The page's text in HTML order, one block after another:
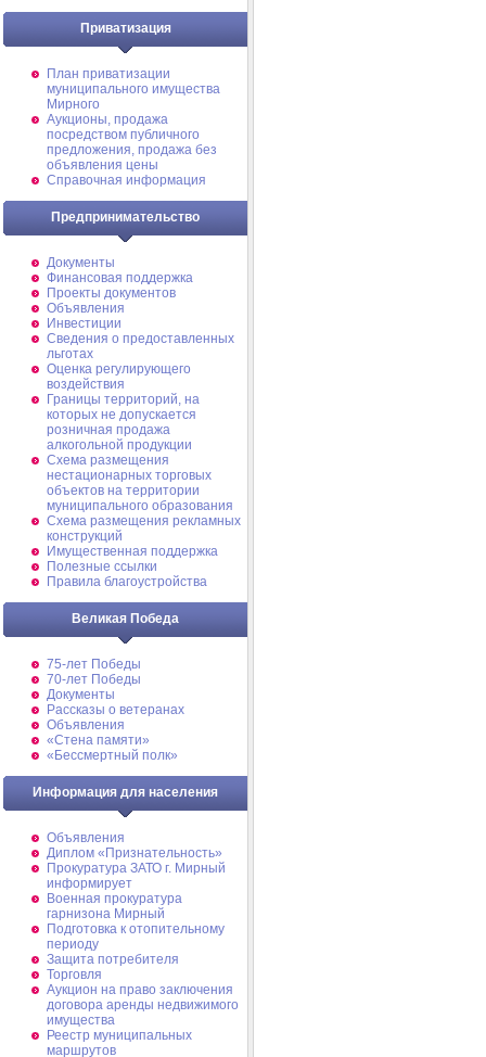
Приватизация
План приватизации
муниципального имущества
Мирного
Аукционы, продажа
посредством публичного
предложения, продажа без
объявления цены
Справочная информация
Предпринимательство
Документы
Финансовая поддержка
Проекты документов
Объявления
Инвестиции
Сведения о предоставленных
льготах
Оценка регулирующего
воздействия
Границы территорий, на
которых не допускается
розничная продажа
алкогольной продукции
Схема размещения
нестационарных торговых
объектов на территории
муниципального образования
Схема размещения рекламных
конструкций
Имущественная поддержка
Полезные ссылки
Правила благоустройства
Великая Победа
75-лет Победы
70-лет Победы
Документы
Рассказы о ветеранах
Объявления
«Стена памяти»
«Бессмертный полк»
Информация для населения
Объявления
Диплом «Признательность»
Прокуратура ЗАТО г. Мирный
информирует
Военная прокуратура
гарнизона Мирный
Подготовка к отопительному
периоду
Защита потребителя
Торговля
Аукцион на право заключения
договора аренды недвижимого
имущества
Реестр муниципальных
маршрутов